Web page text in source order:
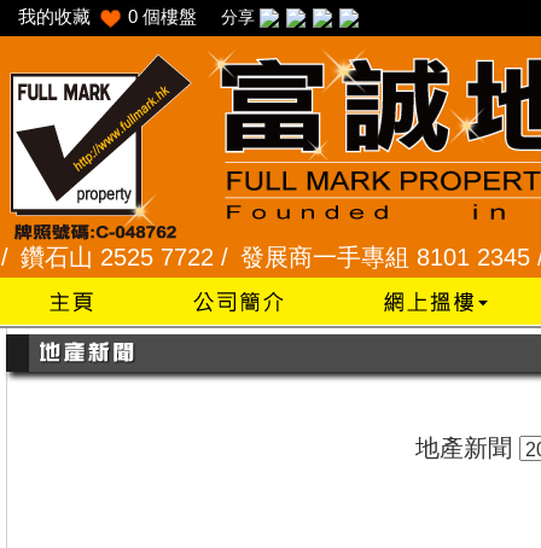
我的收藏 0 個樓盤 分享
山 2525 7722 /發展商一手專組 8101 2345 /采
地產新聞